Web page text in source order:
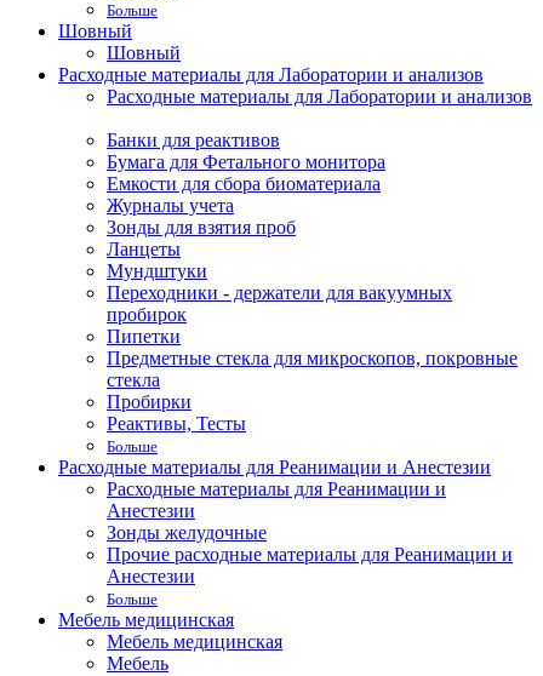
Больше
Шовный
Шовный
Расходные материалы для Лаборатории и анализов
Расходные материалы для Лаборатории и анализов
Банки для реактивов
Бумага для Фетального монитора
Емкости для сбора биоматериала
Журналы учета
Зонды для взятия проб
Ланцеты
Мундштуки
Переходники - держатели для вакуумных
пробирок
Пипетки
Предметные стекла для микроскопов, покровные
стекла
Пробирки
Реактивы, Тесты
Больше
Расходные материалы для Реанимации и Анестезии
Расходные материалы для Реанимации и
Анестезии
Зонды желудочные
Прочие расходные материалы для Реанимации и
Анестезии
Больше
Мебель медицинская
Мебель медицинская
Мебель